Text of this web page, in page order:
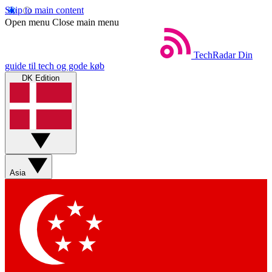
Skip to main content
Open menu Close main menu
TechRadar Din
guide til tech og gode køb
DK Edition
Asia